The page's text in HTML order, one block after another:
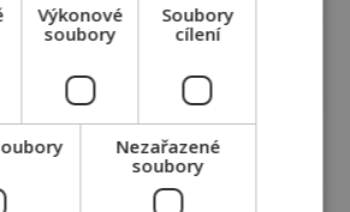
Výkonové
soubory
Soubory
cílení
Nezařazené
soubory